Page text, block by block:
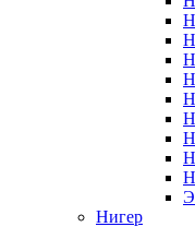
Нигер